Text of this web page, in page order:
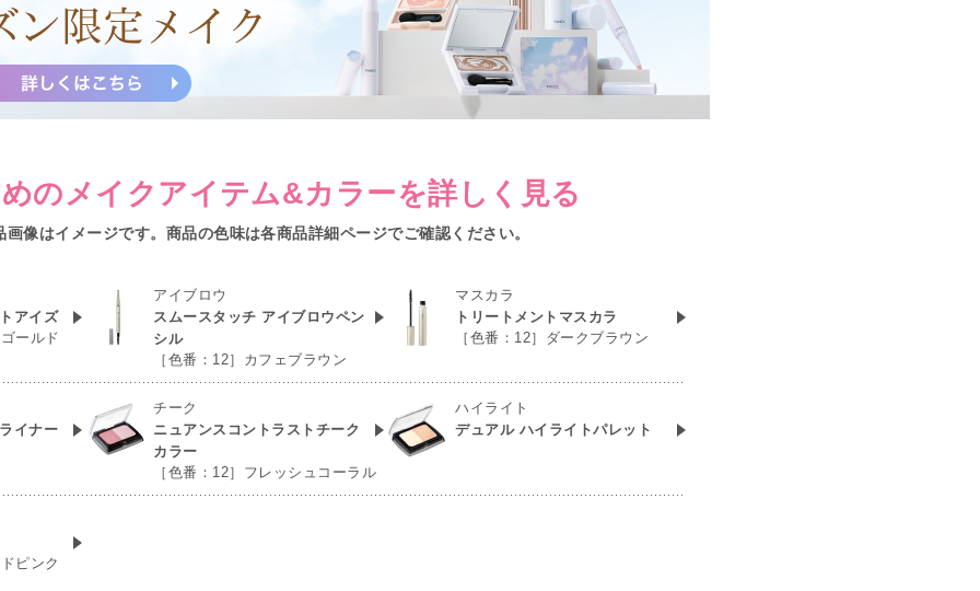
のメイクアイテム&カラーを詳しく見る
画像はイメージです。商品の色味は各商品詳細ページでご確認ください。
アイズ
ールド
アイブロウ
スムースタッチ アイブロウペン
シル
［色番：12］カフェブラウン
マスカラ
トリートメントマスカラ
［色番：12］ダークブラウン
イナー
チーク
ニュアンスコントラストチーク
カラー
［色番：12］フレッシュコーラル
ハイライト
デュアル ハイライトパレット
ピンク